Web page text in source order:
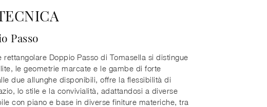
Passo
rettangolare Doppio Passo di Tomasella si distingue
le geometrie marcate e le gambe di forte
due allunghe disponibili, offre la flessibilità di
lo stile e la convivialità, adattandosi a diverse
con piano e base in diverse finiture materiche, tra